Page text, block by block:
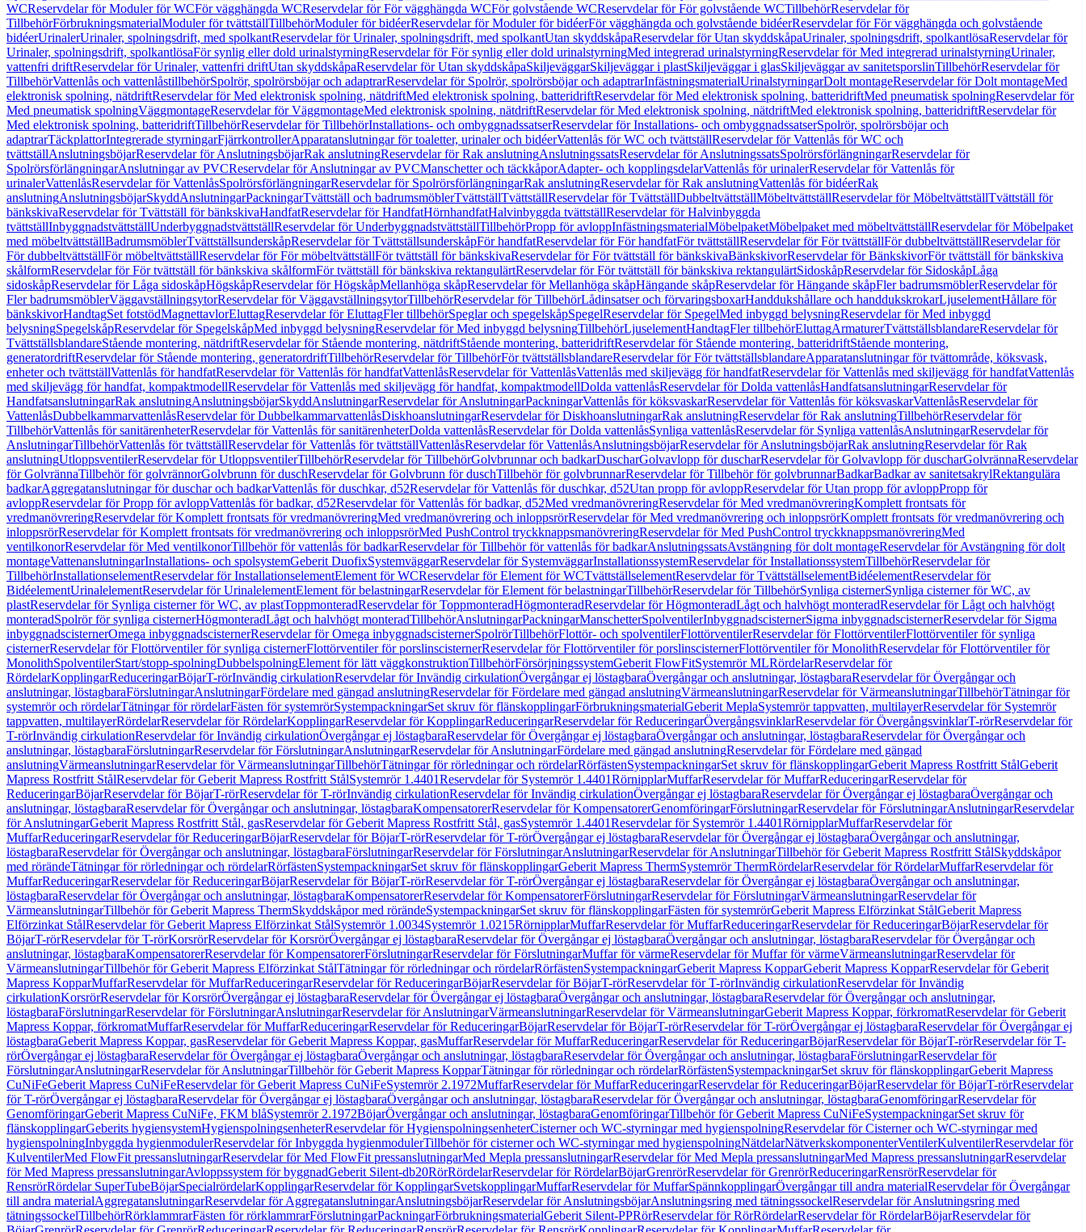
WCReservdelar för Moduler för WCFör vägghängda WCReservdelar för För vägghängda WCFör golvstående WCReservdelar för För golvstående WCTillbehörReservdelar för
TillbehörFörbrukningsmaterialModuler för tvättställTillbehörModuler för bidéerReservdelar för Moduler för bidéerFör vägghängda och golvstående bidéerReservdelar för För vägghängda och golvstående
bidéerUrinalerUrinaler, spolningsdrift, med spolkantReservdelar för Urinaler, spolningsdrift, med spolkantUtan skyddskåpaReservdelar för Utan skyddskåpaUrinaler, spolningsdrift, spolkantlösaReservdelar för
Urinaler, spolningsdrift, spolkantlösaFör synlig eller dold urinalstyrningReservdelar för För synlig eller dold urinalstyrningMed integrerad urinalstyrningReservdelar för Med integrerad urinalstyrningUrinaler,
vattenfri driftReservdelar för Urinaler, vattenfri driftUtan skyddskåpaReservdelar för Utan skyddskåpaSkiljeväggarSkiljeväggar i plastSkiljeväggar i glasSkiljeväggar av sanitetsporslinTillbehörReservdelar för
TillbehörVattenlås och vattenlåstillbehörSpolrör, spolrörsböjar och adaptrarReservdelar för Spolrör, spolrörsböjar och adaptrarInfästningsmaterialUrinalstyrningarDolt montageReservdelar för Dolt montageMed
elektronisk spolning, nätdriftReservdelar för Med elektronisk spolning, nätdriftMed elektronisk spolning, batteridriftReservdelar för Med elektronisk spolning, batteridriftMed pneumatisk spolningReservdelar för
Med pneumatisk spolningVäggmontageReservdelar för VäggmontageMed elektronisk spolning, nätdriftReservdelar för Med elektronisk spolning, nätdriftMed elektronisk spolning, batteridriftReservdelar för
Med elektronisk spolning, batteridriftTillbehörReservdelar för TillbehörInstallations- och ombyggnadssatserReservdelar för Installations- och ombyggnadssatserSpolrör, spolrörsböjar och
adaptrarTäckplattorIntegrerade styrningarFjärrkontrollerApparatanslutningar för toaletter, urinaler och bidéerVattenlås för WC och tvättställReservdelar för Vattenlås för WC och
tvättställAnslutningsböjarReservdelar för AnslutningsböjarRak anslutningReservdelar för Rak anslutningAnslutningssatsReservdelar för AnslutningssatsSpolrörsförlängningarReservdelar för
SpolrörsförlängningarAnslutningar av PVCReservdelar för Anslutningar av PVCManschetter och täckkåporAdapter- och kopplingsdelarVattenlås för urinalerReservdelar för Vattenlås för
urinalerVattenlåsReservdelar för VattenlåsSpolrörsförlängningarReservdelar för SpolrörsförlängningarRak anslutningReservdelar för Rak anslutningVattenlås för bidéerRak
anslutningAnslutningsböjarSkyddAnslutningarPackningarTvättställ och badrumsmöblerTvättställTvättställReservdelar för TvättställDubbeltvättställMöbeltvättställReservdelar för MöbeltvättställTvättställ för
bänkskivaReservdelar för Tvättställ för bänkskivaHandfatReservdelar för HandfatHörnhandfatHalvinbyggda tvättställReservdelar för Halvinbyggda
tvättställInbyggnadstvättställUnderbyggnadstvättställReservdelar för UnderbyggnadstvättställTillbehörPropp för avloppInfästningsmaterialMöbelpaketMöbelpaket med möbeltvättställReservdelar för Möbelpaket
med möbeltvättställBadrumsmöblerTvättställsunderskåpReservdelar för TvättställsunderskåpFör handfatReservdelar för För handfatFör tvättställReservdelar för För tvättställFör dubbeltvättställReservdelar för
För dubbeltvättställFör möbeltvättställReservdelar för För möbeltvättställFör tvättställ för bänkskivaReservdelar för För tvättställ för bänkskivaBänkskivorReservdelar för BänkskivorFör tvättställ för bänkskiva
skålformReservdelar för För tvättställ för bänkskiva skålformFör tvättställ för bänkskiva rektangulärtReservdelar för För tvättställ för bänkskiva rektangulärtSidoskåpReservdelar för SidoskåpLåga
sidoskåpReservdelar för Låga sidoskåpHögskåpReservdelar för HögskåpMellanhöga skåpReservdelar för Mellanhöga skåpHängande skåpReservdelar för Hängande skåpFler badrumsmöblerReservdelar för
Fler badrumsmöblerVäggavställningsytorReservdelar för VäggavställningsytorTillbehörReservdelar för TillbehörLådinsatser och förvaringsboxarHanddukshållare och handdukskrokarLjuselementHållare för
bänkskivorHandtagSet fotstödMagnettavlorEluttagReservdelar för EluttagFler tillbehörSpeglar och spegelskåpSpegelReservdelar för SpegelMed inbyggd belysningReservdelar för Med inbyggd
belysningSpegelskåpReservdelar för SpegelskåpMed inbyggd belysningReservdelar för Med inbyggd belysningTillbehörLjuselementHandtagFler tillbehörEluttagArmaturerTvättställsblandareReservdelar för
TvättställsblandareStående montering, nätdriftReservdelar för Stående montering, nätdriftStående montering, batteridriftReservdelar för Stående montering, batteridriftStående montering,
generatordriftReservdelar för Stående montering, generatordriftTillbehörReservdelar för TillbehörFör tvättställsblandareReservdelar för För tvättställsblandareApparatanslutningar för tvättområde, köksvask,
enheter och tvättställVattenlås för handfatReservdelar för Vattenlås för handfatVattenlåsReservdelar för VattenlåsVattenlås med skiljevägg för handfatReservdelar för Vattenlås med skiljevägg för handfatVattenlås
med skiljevägg för handfat, kompaktmodellReservdelar för Vattenlås med skiljevägg för handfat, kompaktmodellDolda vattenlåsReservdelar för Dolda vattenlåsHandfatsanslutningarReservdelar för
HandfatsanslutningarRak anslutningAnslutningsböjarSkyddAnslutningarReservdelar för AnslutningarPackningarVattenlås för köksvaskarReservdelar för Vattenlås för köksvaskarVattenlåsReservdelar för
VattenlåsDubbelkammarvattenlåsReservdelar för DubbelkammarvattenlåsDiskhoanslutningarReservdelar för DiskhoanslutningarRak anslutningReservdelar för Rak anslutningTillbehörReservdelar för
TillbehörVattenlås för sanitärenheterReservdelar för Vattenlås för sanitärenheterDolda vattenlåsReservdelar för Dolda vattenlåsSynliga vattenlåsReservdelar för Synliga vattenlåsAnslutningarReservdelar för
AnslutningarTillbehörVattenlås för tvättställReservdelar för Vattenlås för tvättställVattenlåsReservdelar för VattenlåsAnslutningsböjarReservdelar för AnslutningsböjarRak anslutningReservdelar för Rak
anslutningUtloppsventilerReservdelar för UtloppsventilerTillbehörReservdelar för TillbehörGolvbrunnar och badkarDuscharGolvavlopp för duscharReservdelar för Golvavlopp för duscharGolvrännaReservdelar
för GolvrännaTillbehör för golvrännorGolvbrunn för duschReservdelar för Golvbrunn för duschTillbehör för golvbrunnarReservdelar för Tillbehör för golvbrunnarBadkarBadkar av sanitetsakrylRektangulära
badkarAggregatanslutningar för duschar och badkarVattenlås för duschkar, d52Reservdelar för Vattenlås för duschkar, d52Utan propp för avloppReservdelar för Utan propp för avloppPropp för
avloppReservdelar för Propp för avloppVattenlås för badkar, d52Reservdelar för Vattenlås för badkar, d52Med vredmanövreringReservdelar för Med vredmanövreringKomplett frontsats för
vredmanövreringReservdelar för Komplett frontsats för vredmanövreringMed vredmanövrering och inloppsrörReservdelar för Med vredmanövrering och inloppsrörKomplett frontsats för vredmanövrering och
inloppsrörReservdelar för Komplett frontsats för vredmanövrering och inloppsrörMed PushControl tryckknappsmanövreringReservdelar för Med PushControl tryckknappsmanövreringMed
ventilkonorReservdelar för Med ventilkonorTillbehör för vattenlås för badkarReservdelar för Tillbehör för vattenlås för badkarAnslutningssatsAvstängning för dolt montageReservdelar för Avstängning för dolt
montageVattenanslutningarInstallations- och spolsystemGeberit DuofixSystemväggarReservdelar för SystemväggarInstallationssystemReservdelar för InstallationssystemTillbehörReservdelar för
TillbehörInstallationselementReservdelar för InstallationselementElement för WCReservdelar för Element för WCTvättställselementReservdelar för TvättställselementBidéelementReservdelar för
BidéelementUrinalelementReservdelar för UrinalelementElement för belastningarReservdelar för Element för belastningarTillbehörReservdelar för TillbehörSynliga cisternerSynliga cisterner för WC, av
plastReservdelar för Synliga cisterner för WC, av plastToppmonteradReservdelar för ToppmonteradHögmonteradReservdelar för HögmonteradLågt och halvhögt monteradReservdelar för Lågt och halvhögt
monteradSpolrör för synliga cisternerHögmonteradLågt och halvhögt monteradTillbehörAnslutningarPackningarManschetterSpolventilerInbyggnadscisternerSigma inbyggnadscisternerReservdelar för Sigma
inbyggnadscisternerOmega inbyggnadscisternerReservdelar för Omega inbyggnadscisternerSpolrörTillbehörFlottör- och spolventilerFlottörventilerReservdelar för FlottörventilerFlottörventiler för synliga
cisternerReservdelar för Flottörventiler för synliga cisternerFlottörventiler för porslinscisternerReservdelar för Flottörventiler för porslinscisternerFlottörventiler för MonolithReservdelar för Flottörventiler för
MonolithSpolventilerStart/stopp-spolningDubbelspolningElement för lätt väggkonstruktionTillbehörFörsörjningssystemGeberit FlowFitSystemrör MLRördelarReservdelar för
RördelarKopplingarReduceringarBöjarT-rörInvändig cirkulationReservdelar för Invändig cirkulationÖvergångar ej löstagbaraÖvergångar och anslutningar, löstagbaraReservdelar för Övergångar och
anslutningar, löstagbaraFörslutningarAnslutningarFördelare med gängad anslutningReservdelar för Fördelare med gängad anslutningVärmeanslutningarReservdelar för VärmeanslutningarTillbehörTätningar för
systemrör och rördelarTätningar för rördelarFästen för systemrörSystempackningarSet skruv för flänskopplingarFörbrukningsmaterialGeberit MeplaSystemrör tappvatten, multilayerReservdelar för Systemrör
tappvatten, multilayerRördelarReservdelar för RördelarKopplingarReservdelar för KopplingarReduceringarReservdelar för ReduceringarÖvergångsvinklarReservdelar för ÖvergångsvinklarT-rörReservdelar för
T-rörInvändig cirkulationReservdelar för Invändig cirkulationÖvergångar ej löstagbaraReservdelar för Övergångar ej löstagbaraÖvergångar och anslutningar, löstagbaraReservdelar för Övergångar och
anslutningar, löstagbaraFörslutningarReservdelar för FörslutningarAnslutningarReservdelar för AnslutningarFördelare med gängad anslutningReservdelar för Fördelare med gängad
anslutningVärmeanslutningarReservdelar för VärmeanslutningarTillbehörTätningar för rörledningar och rördelarRörfästenSystempackningarSet skruv för flänskopplingarGeberit Mapress Rostfritt StålGeberit
Mapress Rostfritt StålReservdelar för Geberit Mapress Rostfritt StålSystemrör 1.4401Reservdelar för Systemrör 1.4401RörnipplarMuffarReservdelar för MuffarReduceringarReservdelar för
ReduceringarBöjarReservdelar för BöjarT-rörReservdelar för T-rörInvändig cirkulationReservdelar för Invändig cirkulationÖvergångar ej löstagbaraReservdelar för Övergångar ej löstagbaraÖvergångar och
anslutningar, löstagbaraReservdelar för Övergångar och anslutningar, löstagbaraKompensatorerReservdelar för KompensatorerGenomföringarFörslutningarReservdelar för FörslutningarAnslutningarReservdelar
för AnslutningarGeberit Mapress Rostfritt Stål, gasReservdelar för Geberit Mapress Rostfritt Stål, gasSystemrör 1.4401Reservdelar för Systemrör 1.4401RörnipplarMuffarReservdelar för
MuffarReduceringarReservdelar för ReduceringarBöjarReservdelar för BöjarT-rörReservdelar för T-rörÖvergångar ej löstagbaraReservdelar för Övergångar ej löstagbaraÖvergångar och anslutningar,
löstagbaraReservdelar för Övergångar och anslutningar, löstagbaraFörslutningarReservdelar för FörslutningarAnslutningarReservdelar för AnslutningarTillbehör för Geberit Mapress Rostfritt StålSkyddskåpor
med rörändeTätningar för rörledningar och rördelarRörfästenSystempackningarSet skruv för flänskopplingarGeberit Mapress ThermSystemrör ThermRördelarReservdelar för RördelarMuffarReservdelar för
MuffarReduceringarReservdelar för ReduceringarBöjarReservdelar för BöjarT-rörReservdelar för T-rörÖvergångar ej löstagbaraReservdelar för Övergångar ej löstagbaraÖvergångar och anslutningar,
löstagbaraReservdelar för Övergångar och anslutningar, löstagbaraKompensatorerReservdelar för KompensatorerFörslutningarReservdelar för FörslutningarVärmeanslutningarReservdelar för
VärmeanslutningarTillbehör för Geberit Mapress ThermSkyddskåpor med rörändeSystempackningarSet skruv för flänskopplingarFästen för systemrörGeberit Mapress Elförzinkat StålGeberit Mapress
Elförzinkat StålReservdelar för Geberit Mapress Elförzinkat StålSystemrör 1.0034Systemrör 1.0215RörnipplarMuffarReservdelar för MuffarReduceringarReservdelar för ReduceringarBöjarReservdelar för
BöjarT-rörReservdelar för T-rörKorsrörReservdelar för KorsrörÖvergångar ej löstagbaraReservdelar för Övergångar ej löstagbaraÖvergångar och anslutningar, löstagbaraReservdelar för Övergångar och
anslutningar, löstagbaraKompensatorerReservdelar för KompensatorerFörslutningarReservdelar för FörslutningarMuffar för värmeReservdelar för Muffar för värmeVärmeanslutningarReservdelar för
VärmeanslutningarTillbehör för Geberit Mapress Elförzinkat StålTätningar för rörledningar och rördelarRörfästenSystempackningarGeberit Mapress KopparGeberit Mapress KopparReservdelar för Geberit
Mapress KopparMuffarReservdelar för MuffarReduceringarReservdelar för ReduceringarBöjarReservdelar för BöjarT-rörReservdelar för T-rörInvändig cirkulationReservdelar för Invändig
cirkulationKorsrörReservdelar för KorsrörÖvergångar ej löstagbaraReservdelar för Övergångar ej löstagbaraÖvergångar och anslutningar, löstagbaraReservdelar för Övergångar och anslutningar,
löstagbaraFörslutningarReservdelar för FörslutningarAnslutningarReservdelar för AnslutningarVärmeanslutningarReservdelar för VärmeanslutningarGeberit Mapress Koppar, förkromatReservdelar för Geberit
Mapress Koppar, förkromatMuffarReservdelar för MuffarReduceringarReservdelar för ReduceringarBöjarReservdelar för BöjarT-rörReservdelar för T-rörÖvergångar ej löstagbaraReservdelar för Övergångar ej
löstagbaraGeberit Mapress Koppar, gasReservdelar för Geberit Mapress Koppar, gasMuffarReservdelar för MuffarReduceringarReservdelar för ReduceringarBöjarReservdelar för BöjarT-rörReservdelar för T-
rörÖvergångar ej löstagbaraReservdelar för Övergångar ej löstagbaraÖvergångar och anslutningar, löstagbaraReservdelar för Övergångar och anslutningar, löstagbaraFörslutningarReservdelar för
FörslutningarAnslutningarReservdelar för AnslutningarTillbehör för Geberit Mapress KopparTätningar för rörledningar och rördelarRörfästenSystempackningarSet skruv för flänskopplingarGeberit Mapress
CuNiFeGeberit Mapress CuNiFeReservdelar för Geberit Mapress CuNiFeSystemrör 2.1972MuffarReservdelar för MuffarReduceringarReservdelar för ReduceringarBöjarReservdelar för BöjarT-rörReservdelar
för T-rörÖvergångar ej löstagbaraReservdelar för Övergångar ej löstagbaraÖvergångar och anslutningar, löstagbaraReservdelar för Övergångar och anslutningar, löstagbaraGenomföringarReservdelar för
GenomföringarGeberit Mapress CuNiFe, FKM blåSystemrör 2.1972BöjarÖvergångar och anslutningar, löstagbaraGenomföringarTillbehör för Geberit Mapress CuNiFeSystempackningarSet skruv för
flänskopplingarGeberits hygiensystemHygienspolningsenheterReservdelar för HygienspolningsenheterCisterner och WC-styrningar med hygienspolningReservdelar för Cisterner och WC-styrningar med
hygienspolningInbyggda hygienmodulerReservdelar för Inbyggda hygienmodulerTillbehör för cisterner och WC-styrningar med hygienspolningNätdelarNätverkskomponenterVentilerKulventilerReservdelar för
KulventilerMed FlowFit pressanslutningarReservdelar för Med FlowFit pressanslutningarMed Mepla pressanslutningarReservdelar för Med Mepla pressanslutningarMed Mapress pressanslutningarReservdelar
för Med Mapress pressanslutningarAvloppssystem för byggnadGeberit Silent-db20RörRördelarReservdelar för RördelarBöjarGrenrörReservdelar för GrenrörReduceringarRensrörReservdelar för
RensrörRördelar SuperTubeBöjarSpecialrördelarKopplingarReservdelar för KopplingarSvetskopplingarMuffarReservdelar för MuffarSpännkopplingarÖvergångar till andra materialReservdelar för Övergångar
till andra materialAggregatanslutningarReservdelar för AggregatanslutningarAnslutningsböjarReservdelar för AnslutningsböjarAnslutningsring med tätningssockelReservdelar för Anslutningsring med
tätningssockelTillbehörRörklammrarFästen för rörklammrarFörslutningarPackningarFörbrukningsmaterialGeberit Silent-PPRörReservdelar för RörRördelarReservdelar för RördelarBöjarReservdelar för